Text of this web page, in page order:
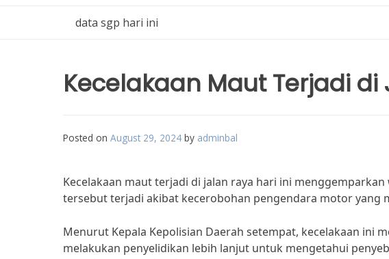
data sgp hari ini
Kecelakaan Maut Terjadi di
Posted on August 29, 2024 by adminbal
Kecelakaan maut terjadi di jalan raya hari ini
tersebut terjadi akibat kecerobohan pengendara motor yang
Menurut Kepala Kepolisian Daerah setempat, kecelakaan ini
melakukan penyelidikan lebih lanjut untuk mengetahui